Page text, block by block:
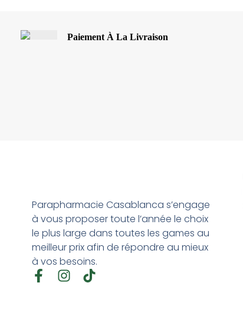
Paiement À La Livraison
Parapharmacie Casablanca s’engage
à vous proposer toute l’année le choix
le plus large dans toutes les games au
meilleur prix afin de répondre au mieux
à vos besoins.